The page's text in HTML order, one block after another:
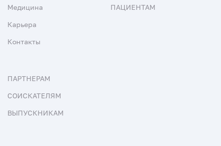
Медицина
Карьера
Контакты
ПАЦИЕНТАМ
ПАРТНЕРАМ
СОИСКАТЕЛЯМ
ВЫПУСКНИКАМ